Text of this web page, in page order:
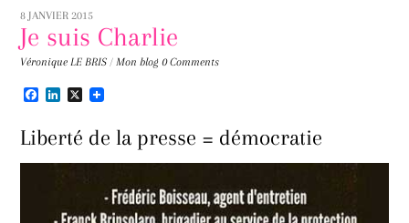
8 JANVIER 2015
Je suis Charlie
Véronique LE BRIS / Mon blog 0 Comments
F
e
b
o
L
k
d
X
Liberté de la presse = démocratie